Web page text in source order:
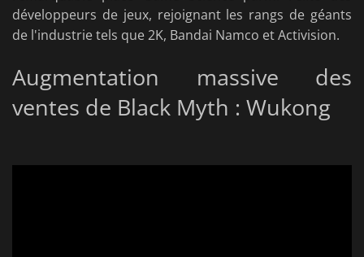
développeurs de jeux, rejoignant les rangs de géants
de l'industrie tels que 2K, Bandai Namco et Activision.
Augmentation massive des
ventes de Black Myth : Wukong